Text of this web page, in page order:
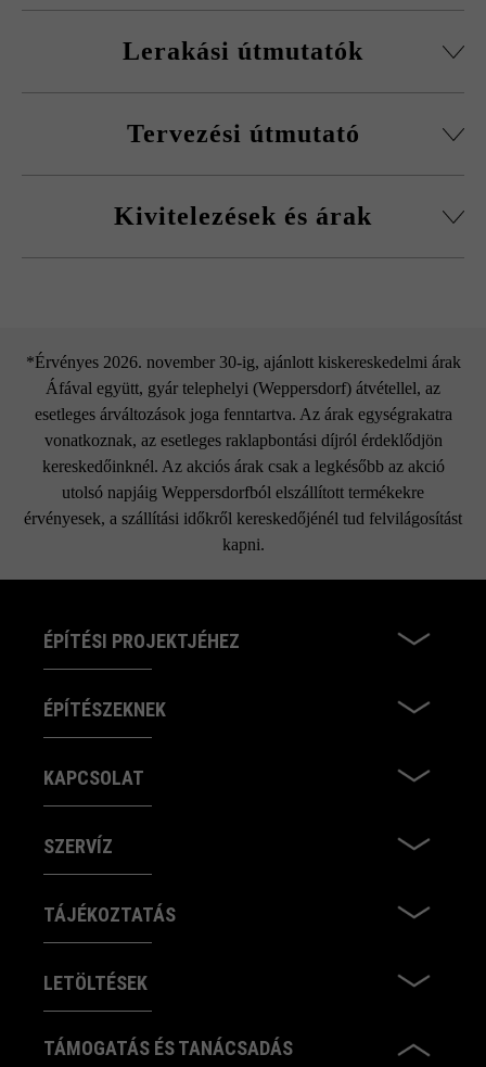
termék adatlapokat az építési tanácsok/szerviz menüpont
Lerakási útmutatók
lapokat, hogy természetes, egyenletes színhatást érjen el, és
kötőanyagként a Baumit plus termékek használatát
A magasságkülönbségeket elszíneződést nem okozó
műanyag kalapáccsal való kopogtatással azonnal ki kell
egyenlíteni.
Tervezési útmutató
A lap egyedileg használható fedlapként, burkolólapként,
Kivitelezések és árak
nélkül
*Érvényes 2026. november 30-ig, ajánlott kiskereskedelmi árak
Áfával együtt, gyár telephelyi (Weppersdorf) átvétellel, az
esetleges árváltozások joga fenntartva. Az árak egységrakatra
vonatkoznak, az esetleges raklapbontási díjról érdeklődjön
kereskedőinknél. Az akciós árak csak a legkésőbb az akció
utolsó napjáig Weppersdorfból elszállított termékekre
érvényesek, a szállítási időkről kereskedőjénél tud felvilágosítást
kapni.
ÉPÍTÉSI PROJEKTJÉHEZ
ÉPÍTÉSZEKNEK
KAPCSOLAT
SZERVÍZ
TÁJÉKOZTATÁS
LETÖLTÉSEK
TÁMOGATÁS ÉS TANÁCSADÁS